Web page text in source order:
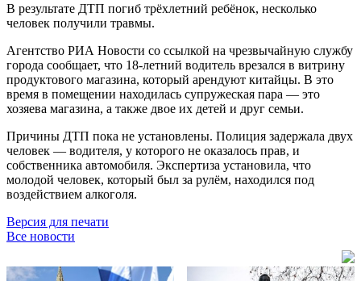
В результате ДТП погиб трёхлетний ребёнок, несколько
человек получили травмы.
Агентство РИА Новости со ссылкой на чрезвычайную службу
города сообщает, что 18-летний водитель врезался в витрину
продуктового магазина, который арендуют китайцы. В это
время в помещении находилась супружеская пара — это
хозяева магазина, а также двое их детей и друг семьи.
Причины ДТП пока не установлены. Полиция задержала двух
человек — водителя, у которого не оказалось прав, и
собственника автомобиля. Экспертиза установила, что
молодой человек, который был за рулём, находился под
воздействием алкоголя.
Версия для печати
Все новости